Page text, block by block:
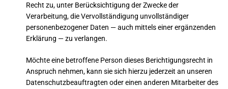
Recht zu, unter Berücksichtigung der Zwecke der
Verarbeitung, die Vervollständigung unvollständiger
personenbezogener Daten — auch mittels einer ergänzenden
Erklärung — zu verlangen.
Möchte eine betroffene Person dieses Berichtigungsrecht in
Anspruch nehmen, kann sie sich hierzu jederzeit an unseren
Datenschutzbeauftragten oder einen anderen Mitarbeiter des